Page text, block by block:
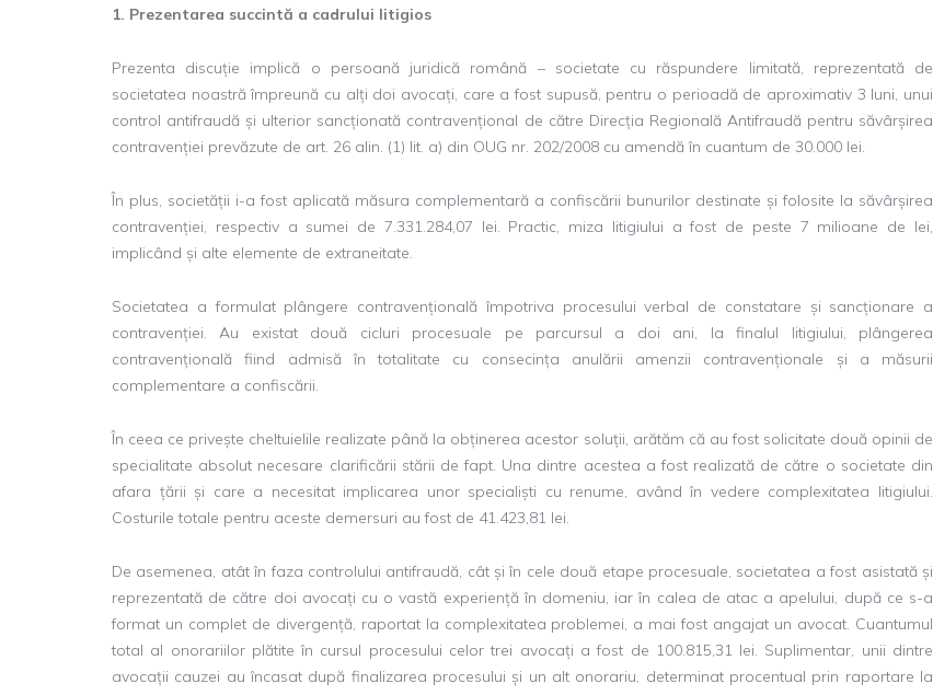
1. Prezentarea succintă a cadrului litigios
Prezenta discuție implică o persoană juridică română – societate cu răspundere limitată, reprezentată de
societatea noastră împreună cu alți doi avocați, care a fost supusă, pentru o perioadă de aproximativ 3 luni, unui
control antifraudă și ulterior sancționată contravențional de către Direcția Regională Antifraudă pentru săvârșirea
contravenției prevăzute de art. 26 alin. (1) lit. a) din OUG nr. 202/2008 cu amendă în cuantum de 30.000 lei.
În plus, societății i-a fost aplicată măsura complementară a confiscării bunurilor destinate și folosite la săvârșirea
contravenției, respectiv a sumei de 7.331.284,07 lei. Practic, miza litigiului a fost de peste 7 milioane de lei,
implicând și alte elemente de extraneitate.
Societatea a formulat plângere contravențională împotriva procesului verbal de constatare și sancționare a
contravenției. Au existat două cicluri procesuale pe parcursul a doi ani, la finalul litigiului, plângerea
contravențională fiind admisă în totalitate cu consecința anulării amenzii contravenționale și a măsurii
complementare a confiscării.
În ceea ce privește cheltuielile realizate până la obținerea acestor soluții, arătăm că au fost solicitate două opinii de
specialitate absolut necesare clarificării stării de fapt. Una dintre acestea a fost realizată de către o societate din
afara țării și care a necesitat implicarea unor specialiști cu renume, având în vedere complexitatea litigiului.
Costurile totale pentru aceste demersuri au fost de 41.423,81 lei.
De asemenea, atât în faza controlului antifraudă, cât și în cele două etape procesuale, societatea a fost asistată și
reprezentată de către doi avocați cu o vastă experiență în domeniu, iar în calea de atac a apelului, după ce s-a
format un complet de divergență, raportat la complexitatea problemei, a mai fost angajat un avocat. Cuantumul
total al onorariilor plătite în cursul procesului celor trei avocați a fost de 100.815,31 lei. Suplimentar, unii dintre
avocații cauzei au încasat după finalizarea procesului și un alt onorariu, determinat procentual prin raportare la